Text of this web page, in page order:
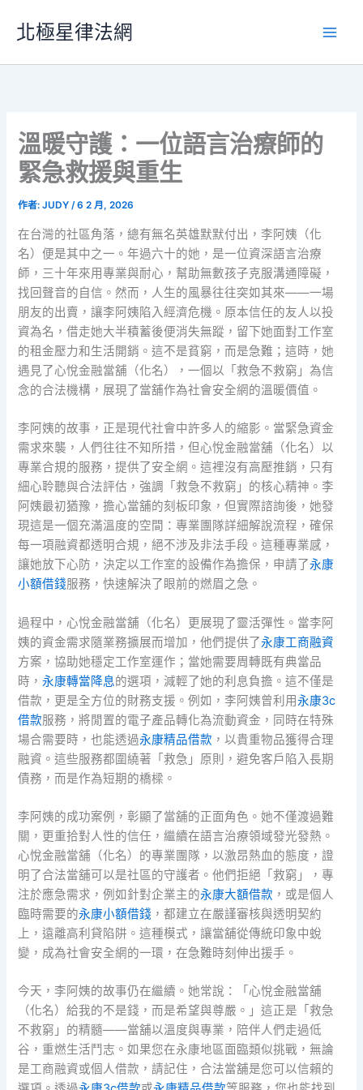
要
北極星律法網
溫暖守護：一位語言治療師的
緊急救援與重生
作者:JUDY/6 2 月, 2026
在台灣的社區角落，總有無名英雄默默付出，李阿姨（化
名）便是其中之一。年過六十的她，是一位資深語言治療
師，三十年來用專業與耐心，幫助無數孩子克服溝通障礙，
找回聲音的自信。然而，人生的風暴往往突如其來——一場
朋友的出賣，讓李阿姨陷入經濟危機。原本信任的友人以投
資為名，借走她大半積蓄後便消失無蹤，留下她面對工作室
的租金壓力和生活開銷。這不是貧窮，而是急難；這時，她
遇見了心悅金融當舖（化名），一個以「救急不救窮」為信
念的合法機構，展現了當舖作為社會安全網的溫暖價值。
李阿姨的故事，正是現代社會中許多人的縮影。當緊急資金
需求來襲，人們往往不知所措，但心悅金融當舖（化名）以
專業合規的服務，提供了安全網。這裡沒有高壓推銷，只有
細心聆聽與合法評估，強調「救急不救窮」的核心精神。李
阿姨最初猶豫，擔心當舖的刻板印象，但實際諮詢後，她發
現這是一個充滿溫度的空間：專業團隊詳細解說流程，確保
每一項融資都透明合規，絕不涉及非法手段。這種專業感，
讓她放下心防，決定以工作室的設備作為擔保，申請了永康
小額借錢服務，快速解決了眼前的燃眉之急。
過程中，心悅金融當舖（化名）更展現了靈活彈性。當李阿
姨的資金需求隨業務擴展而增加，他們提供了永康工商融資
方案，協助她穩定工作室運作；當她需要周轉既有典當品
時，永康轉當降息的選項，減輕了她的利息負擔。這不僅是
借款，更是全方位的財務支援。例如，李阿姨曾利用永康3c
借款服務，將閒置的電子產品轉化為流動資金，同時在特殊
場合需要時，也能透過永康精品借款 ，以貴重物品獲得合理
融資。這些服務都圍繞著「救急」原則，避免客戶陷入長期
債務，而是作為短期的橋樑。
李阿姨的成功案例，彰顯了當舖的正面角色。她不僅渡過難
關，更重拾對人性的信任，繼續在語言治療領域發光發熱。
心悅金融當舖（化名）的專業團隊，以激昂熱血的態度，證
明了合法當舖可以是社區的守護者。他們拒絕「救窮」，專
注於應急需求，例如針對企業主的永康大額借款 ，或是個人
臨時需要的永康小額借錢 ，都建立在嚴謹審核與透明契約
上，遠離高利貸陷阱。這種模式，讓當舖從傳統印象中蛻
變，成為社會安全網的一環，在急難時刻伸出援手。
今天，李阿姨的故事仍在繼續。她常說：「心悅金融當舖
（化名）給我的不是錢，而是希望與尊嚴。」這正是「救急
不救窮」的精髓——當舖以溫度與專業，陪伴人們走過低
谷，重燃生活鬥志。如果您在永康地區面臨類似挑戰，無論
是工商融資或個人借款，請記住，合法當舖是您可以信賴的